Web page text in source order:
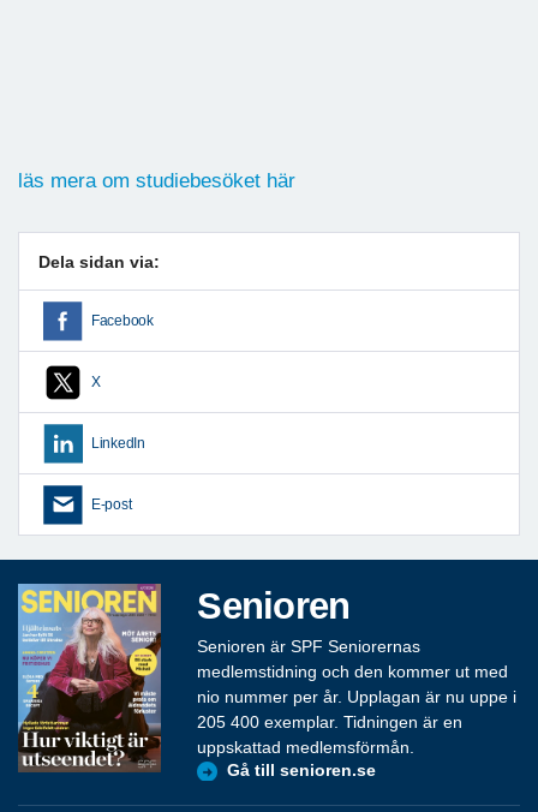
läs mera om studiebesöket här
Dela sidan via:
Facebook
X
LinkedIn
E-post
Senioren
Senioren är SPF Seniorernas
medlemstidning och den kommer ut med
nio nummer per år. Upplagan är nu uppe i
205 400 exemplar. Tidningen är en
uppskattad medlemsförmån.
Gå till senioren.se